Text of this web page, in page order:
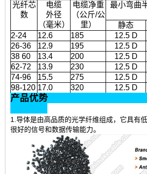
光纤芯
数
电缆
外径
（毫米）
电缆净重
（公斤/公
里）
最小弯曲
静态
2-24
12.6 185 12.5 D
26-36
12.9 195 12.5 D
38 60
13.4 200 12.5 D
62-72
13.9 230 12.5 D
74-96
15.5 275 12.5 D
98-120 17.0 320 12.5 D
产品
1.导体是由高品质的光学纤维组成，它具有
很好的信号和数据传输能力。